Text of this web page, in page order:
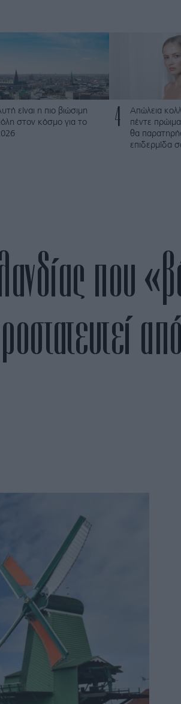
είναι η πιο βιώσιμη
στον κόσμο για το
4
Απώλεια
πέντε
θα
επιδερμίδα
που